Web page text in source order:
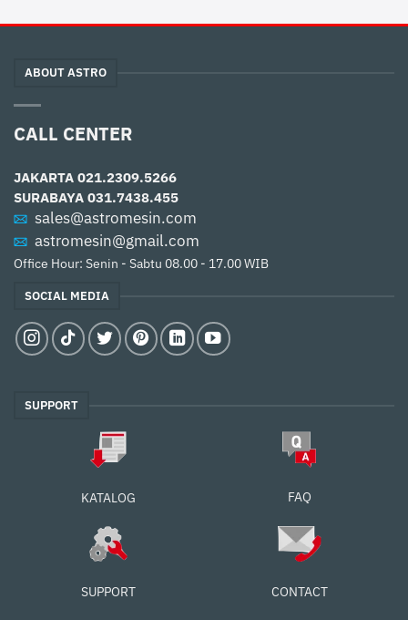
ABOUT ASTRO
CALL CENTER
JAKARTA 021.2309.5266
SURABAYA 031.7438.455
sales@astromesin.com
astromesin@gmail.com
Office Hour: Senin - Sabtu 08.00 - 17.00 WIB
SOCIAL MEDIA
SUPPORT
KATALOG FAQ
SUPPORT CONTACT